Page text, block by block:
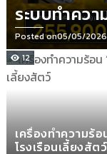
ระบบทำคว
Posted on05/05/2026
12
เครื่องทำความร้อ
โรงเรือนเลี้ยงสัตว์